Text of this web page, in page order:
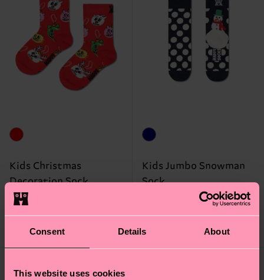
Consent Details About
This website uses cookies
Kids Christmas
Decoration Sock
7 €
POCHI RIMASTI
BIOLOGICO
Kids Jumbo Snowman
Sock
DISPONIBILE
BIOLOGICO